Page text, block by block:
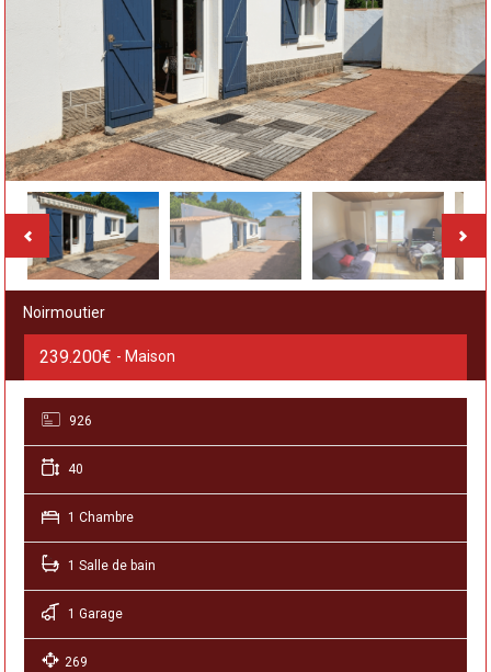
Noirmoutier
239.200€ - Maison
926
40
1 Chambre
1 Salle de bain
1 Garage
269